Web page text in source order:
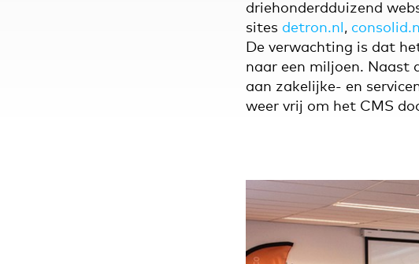
driehonderdduizend
sites detron.nl , consolid.nl
De verwachting is dat
naar een miljoen. Naast
aan zakelijke- en
weer vrij om het CMS